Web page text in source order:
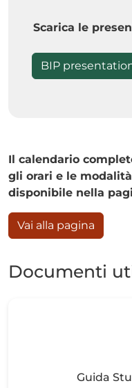
Scarica le
BIP
Il calendario
gli orari e le
disponibile nella
Vai alla pagina
Documenti
Guida